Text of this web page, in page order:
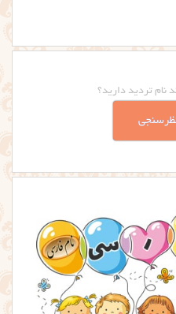
نام تردید دارید؟